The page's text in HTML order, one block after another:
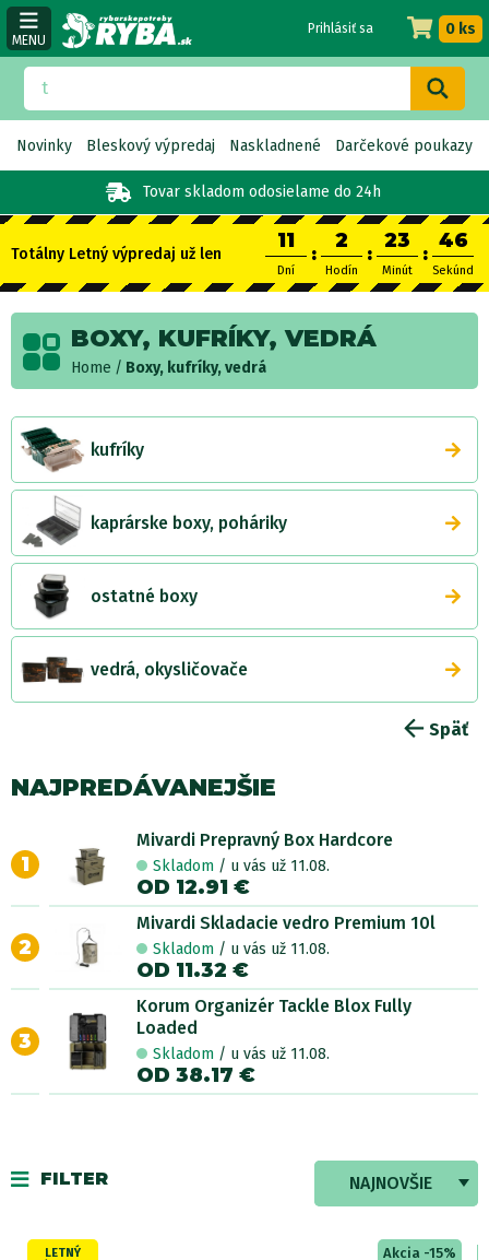
MENU
Tovar skladom odosielame do 24h
Prihlásiť sa 0 ks
Novinky Bleskový výpredaj Naskladnené Darčekové poukazy
Totálny Letný výpredaj už len
11
Dní
:
2
Hodín
:
23
Minút
:
45
Sekúnd
BOXY, KUFRÍKY, VEDRÁ
Home Boxy, kufríky, vedrá
kufríky
kaprárske boxy, poháriky
ostatné boxy
vedrá, okysličovače
Späť
NAJPREDÁVANEJŠIE
1
Mivardi Prepravný Box Hardcore
Skladom / u vás už 11.08.
OD 12.91 €
2
Mivardi Skladacie vedro Premium 10l
Skladom / u vás už 11.08.
OD 11.32 €
3
Korum Organizér Tackle Blox Fully
Loaded
Skladom / u vás už 11.08.
OD 38.17 €
NAJNOVŠIE
FILTER
LETNÝ
Akcia -15%